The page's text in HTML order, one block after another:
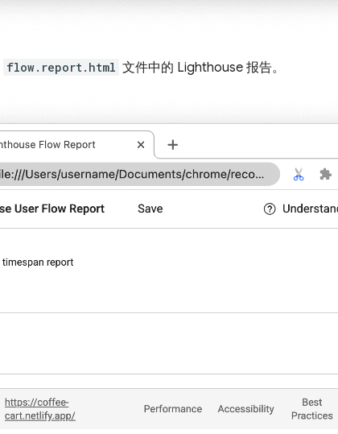
flow.report.html 文件中的 Lighthouse 报告。